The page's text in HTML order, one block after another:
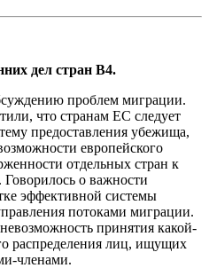
дел стран В4.
проблем миграции.
что странам ЕС следует
предоставления убежища,
европейского
отдельных стран к
Говорилось о важности
эффективной системы
потоками миграции.
принятия какой-
распределения лиц, ищущих
членами.